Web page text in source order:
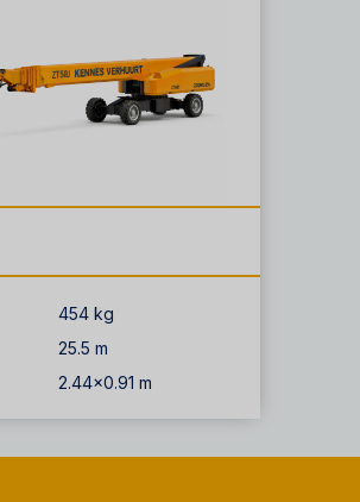
454 kg
25.5 m
2.44x0.91 m